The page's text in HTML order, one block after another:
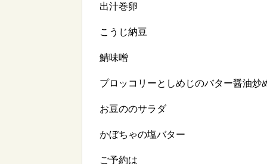
出汁巻卵
こうじ納豆
鯖味噌
プロッコリーとしめじのバター醤油炒
お豆ののサラダ
かぼちゃの塩バター
ご予約は